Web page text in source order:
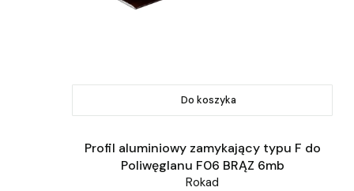
Do koszyka
Profil aluminiowy zamykający typu F do
Poliwęglanu F06 BRĄZ 6mb
Rokad